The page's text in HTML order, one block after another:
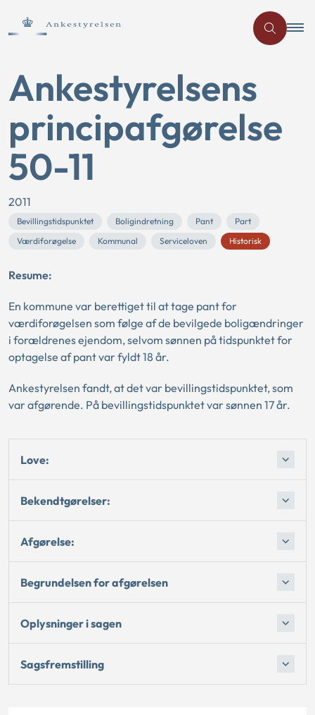
Ankestyrelsens
principafgørelse
50-11
2011
Bevillingstidspunktet Boligindretning Pant
Part
Værdiforøgelse
Kommunal Serviceloven Historisk
Resume:
En kommune var berettiget til at tage pant for
værdiforøgelsen som følge af de bevilgede boligændringer
i forældrenes ejendom, selvom sønnen på tidspunktet for
optagelse af pant var fyldt 18 år.
Ankestyrelsen fandt, at det var bevillingstidspunktet, som
var afgørende. På bevillingstidspunktet var sønnen 17 år.
Love:
Bekendtgørelser:
Afgørelse:
Begrundelsen for afgørelsen
Oplysninger i sagen
Sagsfremstilling